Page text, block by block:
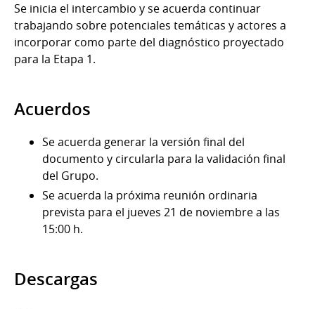
Se inicia el intercambio y se acuerda continuar
trabajando sobre potenciales temáticas y actores a
incorporar como parte del diagnóstico proyectado
para la Etapa 1.
Acuerdos
Se acuerda generar la versión final del
documento y circularla para la validación final
del Grupo.
Se acuerda la próxima reunión ordinaria
prevista para el jueves 21 de noviembre a las
15:00 h.
Descargas